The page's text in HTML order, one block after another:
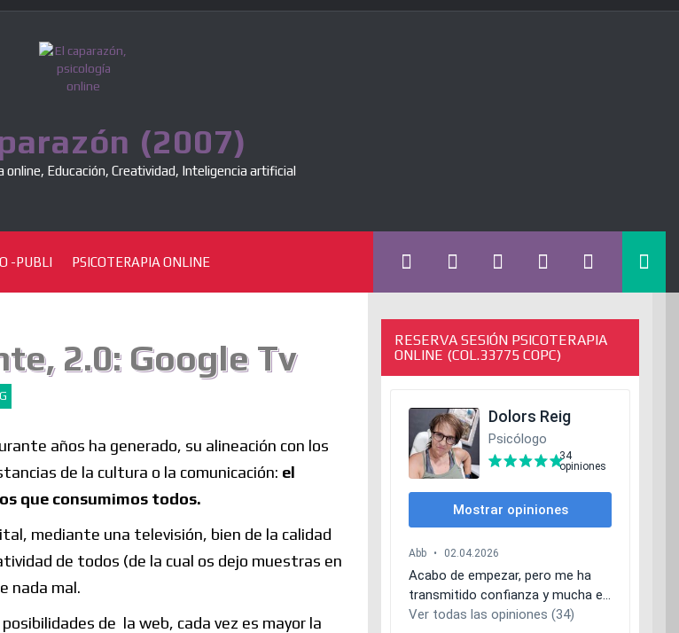
(2007)
online, Educación, Creatividad, Inteligencia artificial
-PUBLI PSICOTERAPIA ONLINE
2.0: Google Tv
años ha generado, su alineación con los
de la cultura o la comunicación: el
que consumimos todos.
mediante una televisión, bien de la calidad
de todos (de la cual os dejo muestras en
nada mal.
de la web, cada vez es mayor la
RESERVA SESIÓN PSICOTERAPIA
ONLINE (COL.33775 COPC)